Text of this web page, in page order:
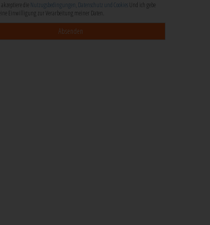
akzeptiere die Nutzugsbedingungen, Datenschutz und CookiesUnd ich gebe
Einwilligung zur Verarbeitung meiner Daten.